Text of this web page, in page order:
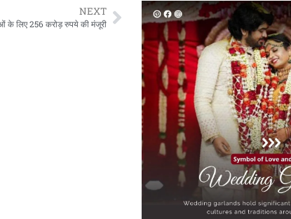
NEXT
के लिए 256 करोड़ रुपये की मंजूरी